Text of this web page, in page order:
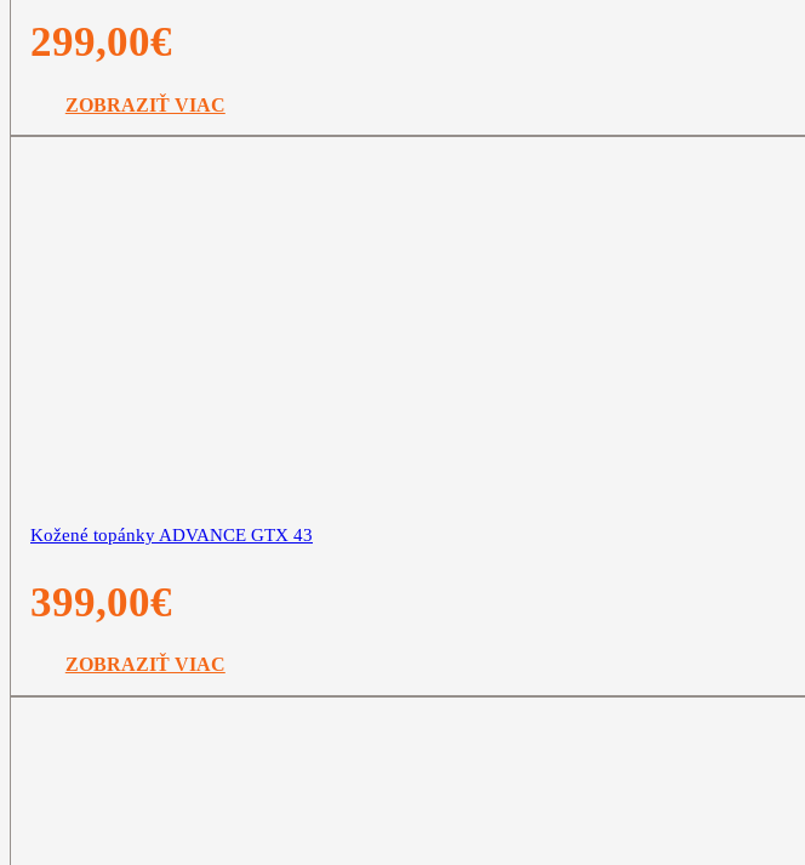
299,00€
ZOBRAZIŤ VIAC
Kožené topánky ADVANCE GTX 43
399,00€
ZOBRAZIŤ VIAC